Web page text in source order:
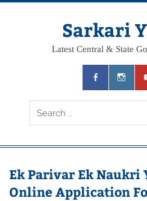
Skip
Sarkari
Latest Central & State
Ek Parivar Ek Naukri
Online Application